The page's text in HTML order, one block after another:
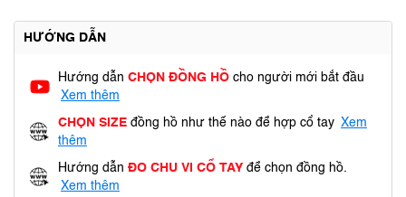
HƯỚNG DẪN
Hướng dẫn CHỌN ĐỒNG HỒ cho người mới bắt đầu
Xem thêm
CHỌN SIZE đồng hồ như thế nào để hợp cổ tay Xem
thêm
Hướng dẫn ĐO CHU VI CỔ TAY để chọn đồng hồ.
Xem thêm